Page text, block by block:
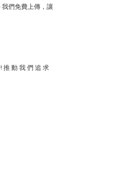
們免費上傳，讓
推 動 我 們 追 求